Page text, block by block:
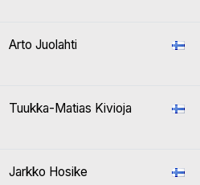
Arto Juolahti
Tuukka-Matias Kivioja
Jarkko Hosike